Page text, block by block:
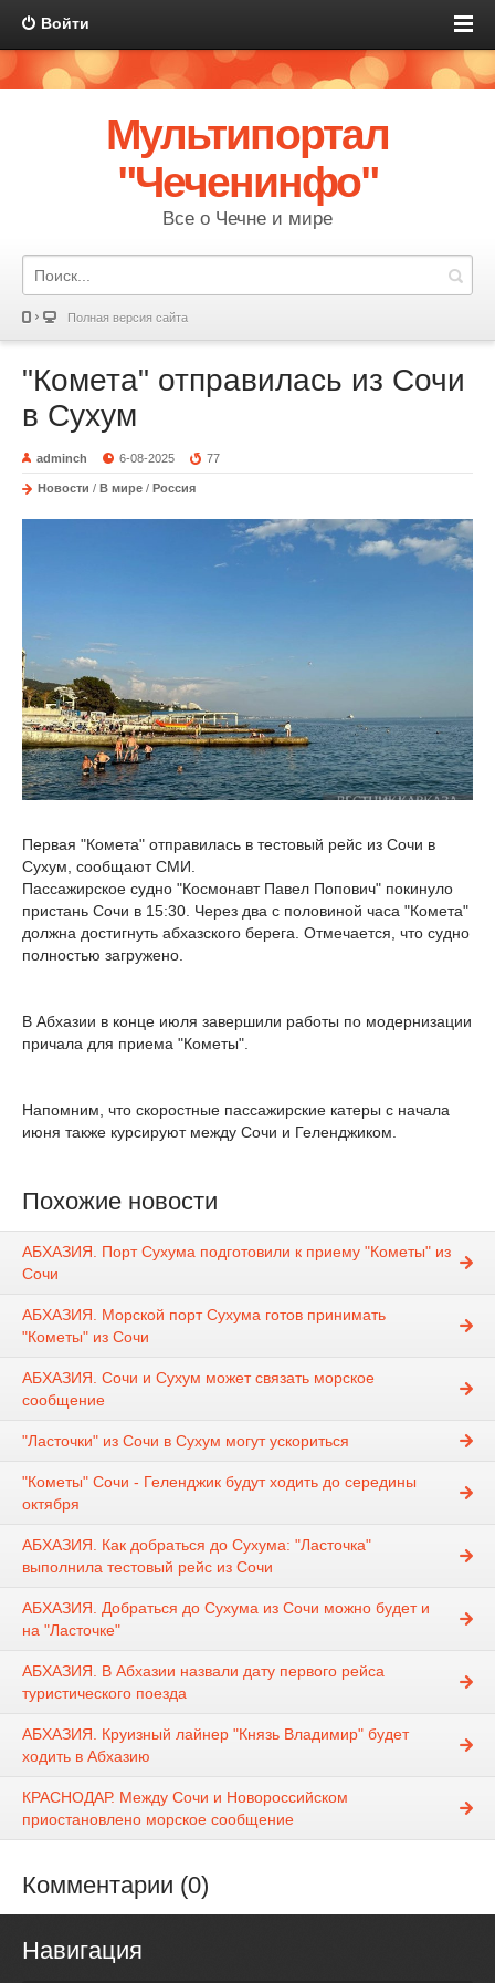
Войти
Мультипортал
"Чеченинфо"
Все о Чечне и мире
Полная версия сайта
"Комета" отправилась из Сочи
в Сухум
adminch 6-08-2025 77
Новости / В мире / Россия
Первая "Комета" отправилась в тестовый рейс из Сочи в
Сухум, сообщают СМИ.
Пассажирское судно "Космонавт Павел Попович" покинуло
пристань Сочи в 15:30. Через два с половиной часа "Комета"
должна достигнуть абхазского берега. Отмечается, что судно
полностью загружено.
В Абхазии в конце июля завершили работы по модернизации
причала для приема "Кометы".
Напомним, что скоростные пассажирские катеры с начала
июня также курсируют между Сочи и Геленджиком.
Похожие новости
АБХАЗИЯ. Порт Сухума подготовили к приему "Кометы" из
Сочи
АБХАЗИЯ. Морской порт Сухума готов принимать
"Кометы" из Сочи
АБХАЗИЯ. Сочи и Сухум может связать морское
сообщение
"Ласточки" из Сочи в Сухум могут ускориться
"Кометы" Сочи - Геленджик будут ходить до середины
октября
АБХАЗИЯ. Как добраться до Сухума: "Ласточка"
выполнила тестовый рейс из Сочи
АБХАЗИЯ. Добраться до Сухума из Сочи можно будет и
на "Ласточке"
АБХАЗИЯ. В Абхазии назвали дату первого рейса
туристического поезда
АБХАЗИЯ. Круизный лайнер "Князь Владимир" будет
ходить в Абхазию
КРАСНОДАР. Между Сочи и Новороссийском
приостановлено морское сообщение
Комментарии (0)
Навигация